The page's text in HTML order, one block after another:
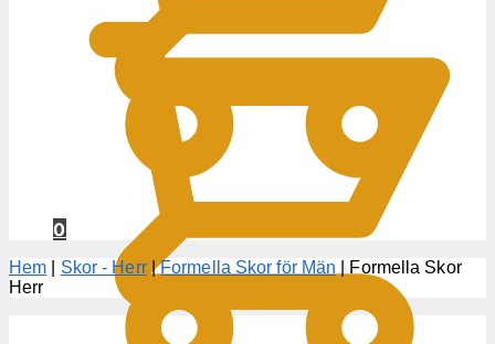
0
Hem Skor - Herr|Formella Skor för Män
Formella Skor
Herr